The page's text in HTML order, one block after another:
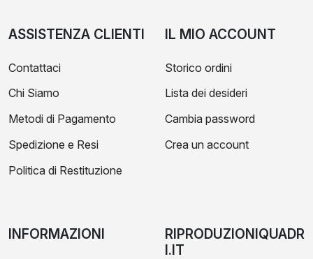
ASSISTENZA CLIENTI
Contattaci
Chi Siamo
Metodi di Pagamento
Spedizione e Resi
Politica di Restituzione
IL MIO ACCOUNT
Storico ordini
Lista dei desideri
Cambia password
Crea un account
INFORMAZIONI
RIPRODUZIONIQUADR
I.IT